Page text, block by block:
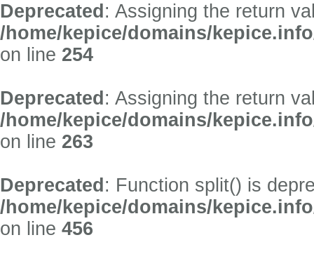
Deprecated : Assigning the return
/home/kepice/domains/
on line 254
Deprecated : Assigning the return
/home/kepice/domains/
on line 263
Deprecated : Function split() is
/home/kepice/domains/
on line 456